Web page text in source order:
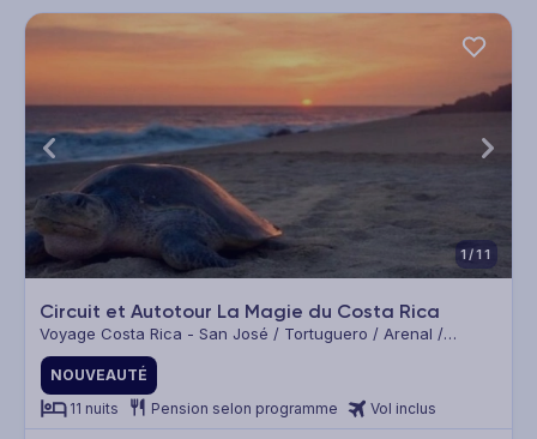
1/11
Circuit et Autotour La Magie du Costa Rica
Voyage Costa Rica - San José / Tortuguero / Arenal /
Monteverde / Manuel Antonio
NOUVEAUTÉ
11 nuits
Pension selon programme Vol inclus